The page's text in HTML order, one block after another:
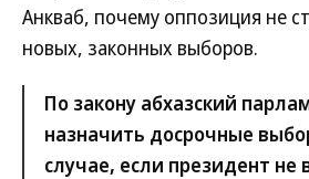
Анкваб, почему оппозиция не
новых, законных выборов.
По закону абхазский
назначить досрочные
случае, если президент не